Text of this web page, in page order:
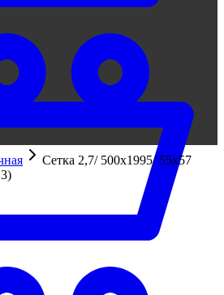
Сетка 2,7/ 500х1995/ 55х57